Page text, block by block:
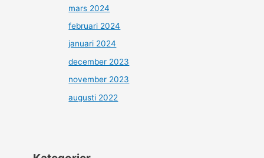
mars 2024
februari 2024
januari 2024
december 2023
november 2023
augusti 2022